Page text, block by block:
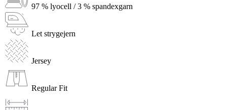
97 % lyocell / 3 % spandexgarn
Let strygejern
Jersey
Regular Fit